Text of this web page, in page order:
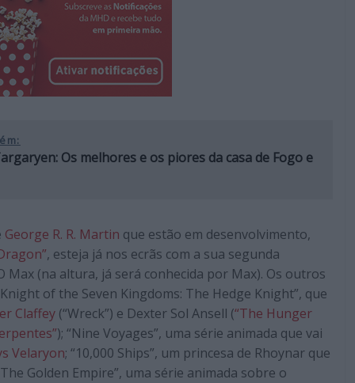
Os melhores e os piores da casa de Fogo e
George R. R. Martin que estão em desenvolvimento,
, esteja já nos ecrãs com a sua segunda
(na altura, já será conhecida por Max). Os outros
of the Seven Kingdoms: The Hedge Knight”, que
Claffey (“Wreck”) e Dexter Sol Ansell (“The Hunger
); “Nine Voyages”, uma série animada que vai
Velaryon; “10,000 Ships”, um princesa de Rhoynar que
Golden Empire”, uma série animada sobre o